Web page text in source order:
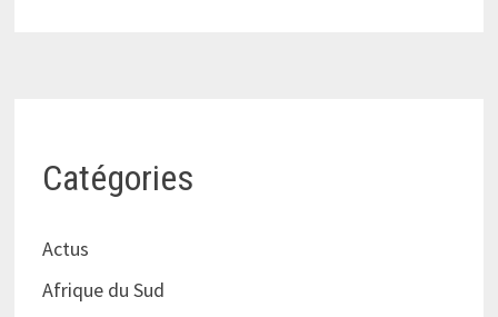
Catégories
Actus
Afrique du Sud